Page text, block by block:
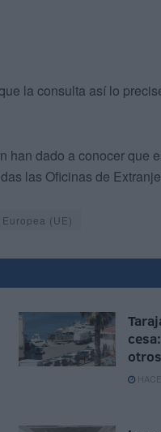
la consulta así lo
dado a conocer que
las Oficinas de
(UE)